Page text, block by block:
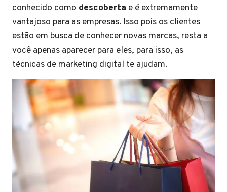
conhecido como descoberta e é extremamente
vantajoso para as empresas. Isso pois os clientes
estão em busca de conhecer novas marcas, resta a
você apenas aparecer para eles, para isso, as
técnicas de marketing digital te ajudam.